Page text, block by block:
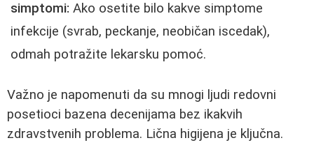
simptomi: Ako osetite bilo kakve simptome
infekcije (svrab, peckanje, neobičan iscedak),
odmah potražite lekarsku pomoć.
Važno je napomenuti da su mnogi ljudi redovni
posetioci bazena decenijama bez ikakvih
zdravstvenih problema. Lična higijena je ključna.